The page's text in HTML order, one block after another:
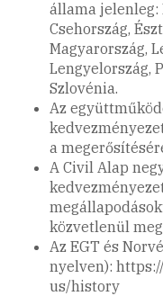
állama jelenleg:
Csehország,
Magyarország,
Lengyelország,
Szlovénia.
Az
a
A Civil Alap
közvetlenül
Az EGT és
nyelven):
us/history